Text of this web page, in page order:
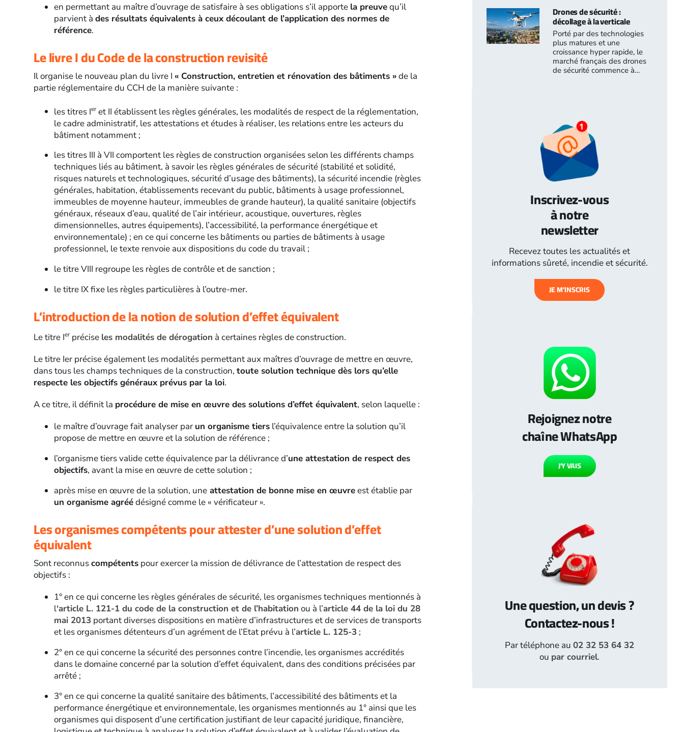
en permettant au maître d’ouvrage de satisfaire à ses obligations s’il apporte la preuvequ’il
parvient à des résultats équivalents à ceux découlant de l’application des normes de
référence.
Le livre I du Code de la construction revisité
Il organise le nouveau plan du livre I « Construction, entretien et rénovation des bâtiments »de la
partie réglementaire du CCH de la manière suivante :
les titres Ieret II établissent les règles générales, les modalités de respect de la réglementation,
le cadre administratif, les attestations et études à réaliser, les relations entre les acteurs du
bâtiment notamment ;
les titres III à VII comportent les règles de construction organisées selon les différents champs
techniques liés au bâtiment, à savoir les règles générales de sécurité (stabilité et solidité,
risques naturels et technologiques, sécurité d’usage des bâtiments), la sécurité incendie (règles
générales, habitation, établissements recevant du public, bâtiments à usage professionnel,
immeubles de moyenne hauteur, immeubles de grande hauteur), la qualité sanitaire (objectifs
généraux, réseaux d’eau, qualité de l’air intérieur, acoustique, ouvertures, règles
dimensionnelles, autres équipements), l’accessibilité, la performance énergétique et
environnementale) ; en ce qui concerne les bâtiments ou parties de bâtiments à usage
professionnel, le texte renvoie aux dispositions du code du travail ;
le titre VIII regroupe les règles de contrôle et de sanction ;
le titre IX fixe les règles particulières à l’outre-mer.
L’introduction de la notion de solution d’effet équivalent
Le titre Ierprécise les modalités de dérogation à certaines règles de construction.
Le titre Ier précise également les modalités permettant aux maîtres d’ouvrage de mettre en œuvre,
dans tous les champs techniques de la construction, toute solution technique dès lors qu’elle
respecte les objectifs généraux prévus par la loi.
A ce titre, il définit la procédure de mise en œuvre des solutions d’effet équivalent, selon laquelle :
le maître d’ouvrage fait analyser par un organisme tiersl’équivalence entre la solution qu’il
propose de mettre en œuvre et la solution de référence ;
l’organisme tiers valide cette équivalence par la délivrance d’une attestation de respect des
objectifs, avant la mise en œuvre de cette solution ;
après mise en œuvre de la solution, uneattestation de bonne mise en œuvreest établie par
un organisme agréédésigné comme le « vérificateur ».
Les organismes compétents pour attester d’une solution d’effet
équivalent
Sont reconnuscompétentspour exercer la mission de délivrance de l’attestation de respect des
objectifs :
1° en ce qui concerne les règles générales de sécurité, les organismes techniques mentionnés à
l‘article L. 121-1 du code de la construction et de l’habitation ou à l’article 44 de la loi du 28
mai 2013portant diverses dispositions en matière d’infrastructures et de services de transports
et les organismes détenteurs d’un agrément de l’Etat prévu à l’article L. 125-3;
2° en ce qui concerne la sécurité des personnes contre l’incendie, les organismes accrédités
dans le domaine concerné par la solution d’effet équivalent, dans des conditions précisées par
arrêté ;
3° en ce qui concerne la qualité sanitaire des bâtiments, l’accessibilité des bâtiments et la
performance énergétique et environnementale, les organismes mentionnés au 1° ainsi que les
organismes qui disposent d’une certification justifiant de leur capacité juridique, financière,
Drones de sécurité :
décollage à la verticale
Porté par des technologies
plus matures et une
croissance hyper rapide, le
marché français des drones
de sécurité commence à…
Inscrivez-vous
à notre
newsletter
Recevez toutes les actualités et
informations sûreté, incendie et sécurité.
JE M’INSCRIS
Rejoignez notre
chaîne WhatsApp
J’Y VAIS
Une question, un devis ?
Contactez-nous !
Par téléphone au02 32 53 64 32
ou par courriel.